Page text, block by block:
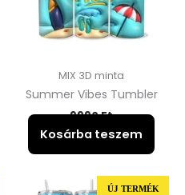
MIX 3D minta
Summer Vibes Tumbler
9990Ft
Kosárba teszem
ÚJ TERMÉK